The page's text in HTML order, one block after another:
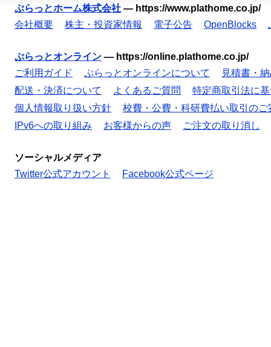
ぷらっとホーム株式会社 — https://www.plathome.co.jp/
会社概要
株主・投資家情報 電子公告 OpenBlocks
ぷらっとオンライン — https://online.plathome.co.jp/
ご利用ガイド
ぷらっとオンラインについて
見積書・
配送・決済について
よくあるご質問
特定商取引法に
個人情報取り扱い方針
校費・公費・科研費払い取引のご
IPv6への取り組み
お客様からの声 ご注文の取り消し
ソーシャルメディア
Twitter公式アカウント
Facebook公式ページ